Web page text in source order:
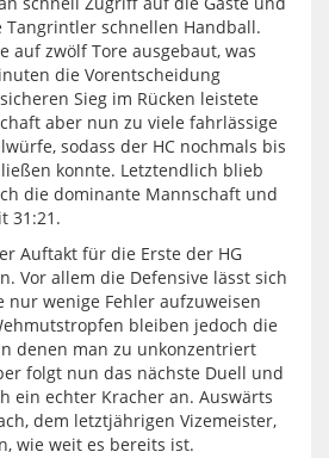
Tangrintler schnellen Handball.
auf zwölf Tore ausgebaut, was
die Vorentscheidung
Sieg im Rücken leistete
aber nun zu viele fahrlässige
sodass der HC nochmals bis
konnte. Letztendlich blieb
die dominante Mannschaft und
31:21.
Auftakt für die Erste der HG
Vor allem die Defensive lässt sich
nur wenige Fehler aufzuweisen
bleiben jedoch die
denen man zu unkonzentriert
folgt nun das nächste Duell und
ein echter Kracher an. Auswärts
dem letztjährigen Vizemeister,
wie weit es bereits ist.